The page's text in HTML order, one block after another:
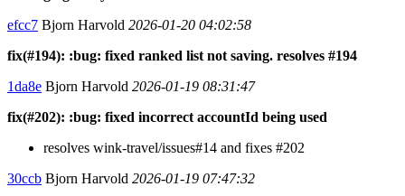
efcc7 Bjorn Harvold 2026-01-20 04:02:58
fix(#194): :bug: fixed ranked list not saving. resolves #194
1da8e Bjorn Harvold 2026-01-19 08:31:47
fix(#202): :bug: fixed incorrect accountId being used
resolves wink-travel/issues#14 and fixes #202
30ccb Bjorn Harvold 2026-01-19 07:47:32